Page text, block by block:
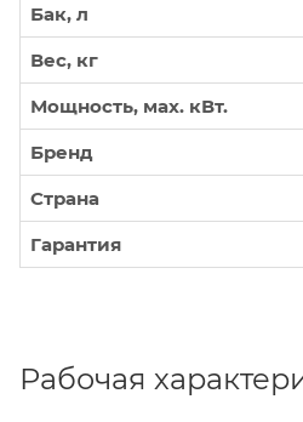
Бак, л
Вес, кг
Мощность, мax. кВт.
Бренд
Страна
Гарантия
Рабочая